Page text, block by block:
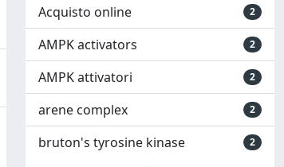
Acquisto online 2
AMPK activators 2
AMPK attivatori 2
arene complex 2
bruton's tyrosine kinase 2